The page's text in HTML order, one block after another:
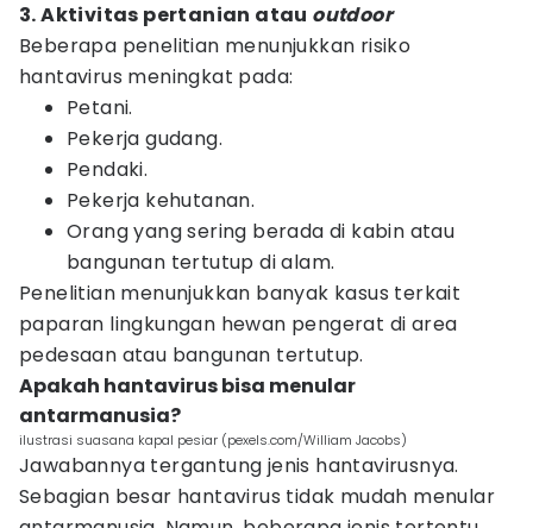
3. Aktivitas pertanian atau outdoor
Beberapa penelitian menunjukkan risiko
hantavirus meningkat pada:
Petani.
Pekerja gudang.
Pendaki.
Pekerja kehutanan.
Orang yang sering berada di kabin atau
bangunan tertutup di alam.
Penelitian menunjukkan banyak kasus terkait
paparan lingkungan hewan pengerat di area
pedesaan atau bangunan tertutup.
Apakah hantavirus bisa menular
antarmanusia?
ilustrasi suasana kapal pesiar (pexels.com/William Jacobs)
Jawabannya tergantung jenis hantavirusnya.
Sebagian besar hantavirus tidak mudah menular